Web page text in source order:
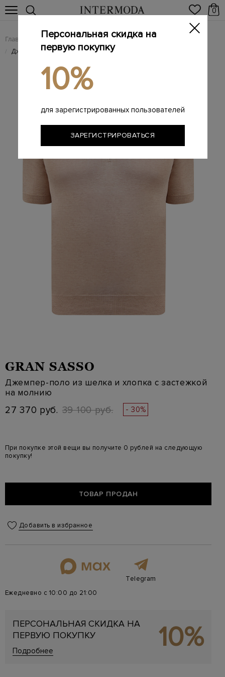
0
Главная Мужчинам / Одежда / Поло
/ Джемпер-поло из шелка и хлопка с застежкой на молнию
GRAN SASSO
Джемпер-поло из шелка и хлопка с застежкой
на молнию
27 370 руб. 39 100 руб. - 30%
При покупке этой вещи вы получите 0 рублей на следующую
покупку!
ТОВАР ПРОДАН
Добавить в избранное
Telegram
Ежедневно с 10:00 до 21:00
ПЕРСОНАЛЬНАЯ СКИДКА НА
ПЕРВУЮ ПОКУПКУ
Подробнее 10%
Персональная скидка на
первую покупку
10%
для зарегистрированных пользователей
ЗАРЕГИСТРИРОВАТЬСЯ